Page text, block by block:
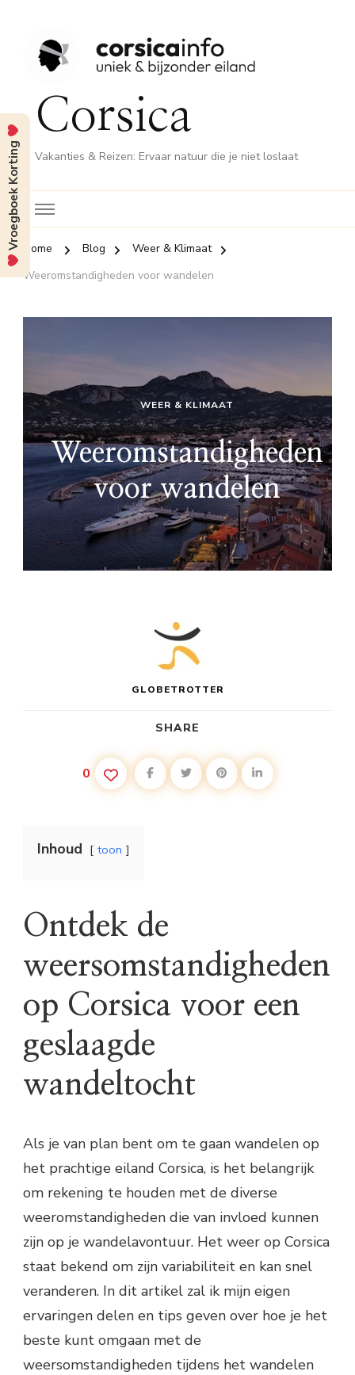
Corsica
Vakanties & Reizen: Ervaar natuur die je niet loslaat
Home Blog
Weer & Klimaat
Weeromstandigheden voor wandelen
WEER & KLIMAAT
Weeromstandigheden
voor wandelen
GLOBETROTTER
SHARE
0
Inhoud toon
Ontdek de
weersomstandigheden
op Corsica voor een
geslaagde
wandeltocht
Als je van plan bent om te gaan wandelen op
het prachtige eiland Corsica, is het belangrijk
om rekening te houden met de diverse
weeromstandigheden die van invloed kunnen
zijn op je wandelavontuur. Het weer op Corsica
staat bekend om zijn variabiliteit en kan snel
veranderen. In dit artikel zal ik mijn eigen
ervaringen delen en tips geven over hoe je het
beste kunt omgaan met de
weersomstandigheden tijdens het wandelen
Vroegboek Korting